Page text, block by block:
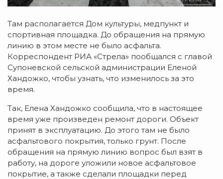
Там располагается Дом культуры, медпункт и
спортивная площадка. До обращения на прямую
линию в этом месте не было асфальта.
Корреспондент РИА «Стрела» пообщался с главой
Супоневской сельской администрации Еленой
Хандожко, чтобы узнать, что изменилось за это
время.
Так, Елена Хандожко сообщила, что в настоящее
время уже произведен ремонт дороги. Объект
принят в эксплуатацию. До этого там не было
асфальтового покрытия, только грунт. После
обращения на прямую линию вопрос был взят в
работу, на дороге уложили новое асфальтовое
покрытие, а также сделали площадки перед